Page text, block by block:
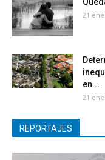
21
en...
21
REPORTAJES